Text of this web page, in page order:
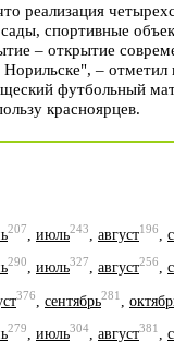
реализация
спортивные
– открытие
–
футбольный
красноярцев.
207 июль243 август196
290, июль327, август256,
376 сентябрь281
279, июль304, август381,